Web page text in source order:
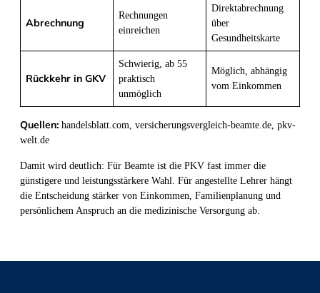
Abrechnung
Rechnungen
einreichen
Direktabrechnung
über
Gesundheitskarte
Rückkehr in GKV
Schwierig, ab 55
praktisch
unmöglich
Möglich, abhängig
vom Einkommen
Quellen: handelsblatt.com, versicherungsvergleich-beamte.de, pkv-
welt.de
Damit wird deutlich: Für Beamte ist die PKV fast immer die
günstigere und leistungsstärkere Wahl. Für angestellte Lehrer hängt
die Entscheidung stärker von Einkommen, Familienplanung und
persönlichem Anspruch an die medizinische Versorgung ab.